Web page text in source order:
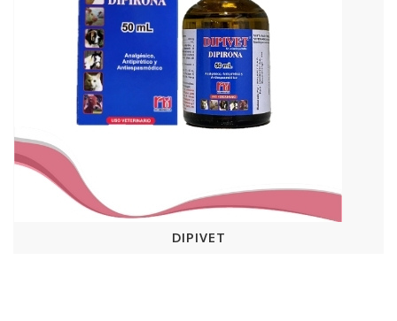
DIPIVET